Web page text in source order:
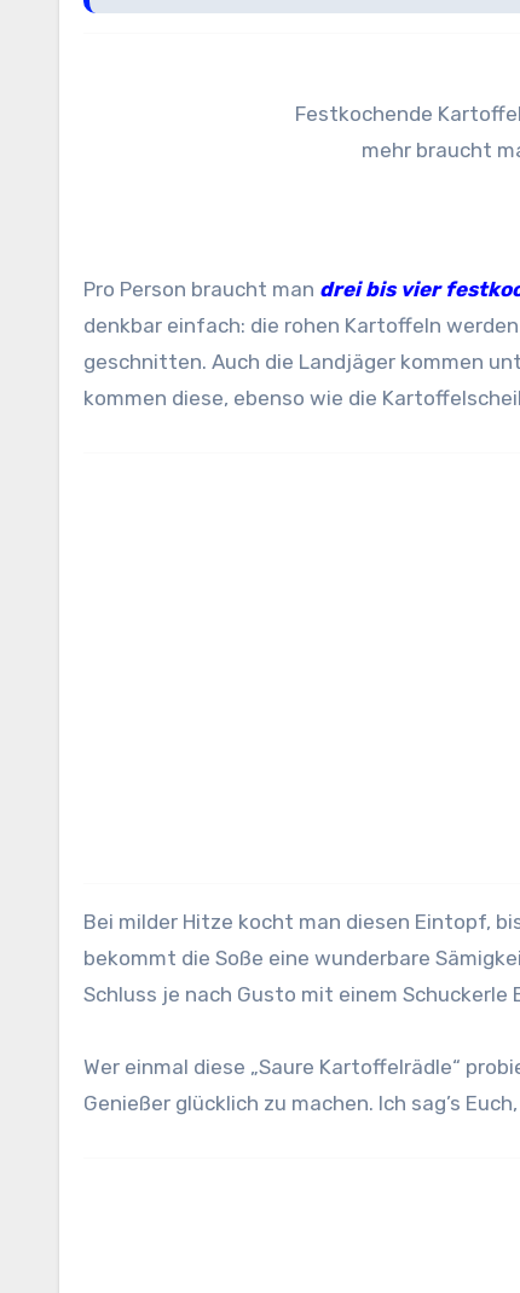
Festkochende
mehr braucht
Pro Person braucht man drei bis vier
denkbar einfach: die rohen Kartoffeln
geschnitten. Auch die Landjäger kommen
kommen diese, ebenso wie die
Bei milder Hitze kocht man diesen Eintopf,
bekommt die Soße eine wunderbare
Schluss je nach Gusto mit einem Schuckerle
Wer einmal diese „Saure Kartoffelrädle“
Genießer glücklich zu machen. Ich sag’s